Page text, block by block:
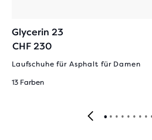
Glycerin 23
CHF 230
Laufschuhe für Asphalt für Damen
13 Farben